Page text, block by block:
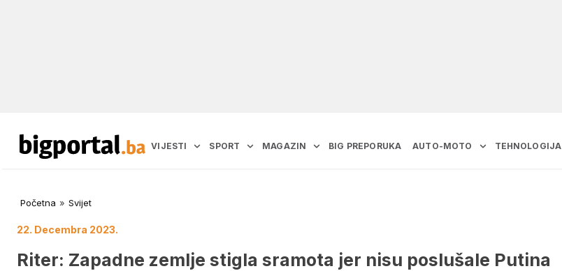
VIJESTI SPORT MAGAZIN BIG PREPORUKA AUTO-MOTO TEHNOLOGIJA
Početna » Svijet
22. Decembra 2023.
Riter: Zapadne zemlje stigla sramota jer nisu poslušale Putina